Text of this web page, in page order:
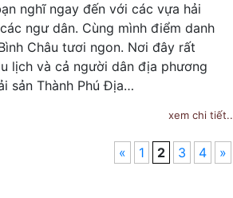
nghĩ ngay đến với các vựa hải
ngư dân. Cùng mình điểm danh
Châu tươi ngon. Nơi đây rất
lịch và cả người dân địa phương
sản Thành Phú Địa…
xem chi tiết..
« 1 2 3 4 »